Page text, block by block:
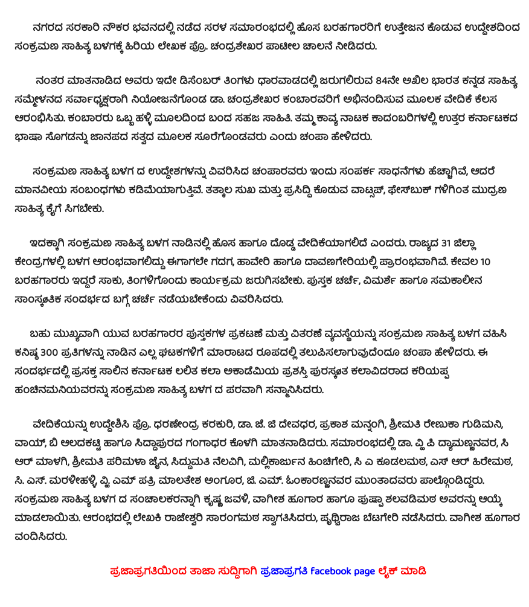
ನಗರದ ಸರಕಾರಿ ನೌಕರ ಭವನದಲ್ಲಿ ನಡೆದ ಸರಳ ಸಮಾರಂಭದಲ್ಲಿ ಹೊಸ ಬರಹಗಾರರಿಗೆ ಉತ್ತೇಜನ ಕೊಡುವ ಉದ್ದೇಶದಿಂದ
ಸಂಕ್ರಮಣ ಸಾಹಿತ್ಯ ಬಳಗಕ್ಕೆ ಹಿರಿಯ ಲೇಖಕ ಪ್ರೊ. ಚಂದ್ರಶೇಖರ ಪಾಟೀಲ ಚಾಲನೆ ನೀಡಿದರು.
ನಂತರ ಮಾತನಾಡಿದ ಅವರು ಇದೇ ಡಿಸೆಂಬರ್ ತಿಂಗಳು ಧಾರವಾಡದಲ್ಲಿ ಜರುಗಲಿರುವ 84ನೇ ಅಖಿಲ ಭಾರತ ಕನ್ನಡ ಸಾಹಿತ್ಯ
ಸಮ್ಮೇಳನದ ಸರ್ವಾಧ್ಯಕ್ಷರಾಗಿ ನಿಯೋಜನೆಗೊಂಡ ಡಾ. ಚಂದ್ರಶೇಖರ ಕಂಬಾರವರಿಗೆ ಅಭಿನಂದಿಸುವ ಮೂಲಕ ವೇದಿಕೆ ಕೆಲಸ
ಆರಂಭಿಸಿತು. ಕಂಬಾರರು ಒಬ್ಬ ಹಳ್ಳಿ ಮೂಲದಿಂದ ಬಂದ ಸಹಜ ಸಾಹಿತಿ. ತಮ್ಮ ಕಾವ್ಯ ನಾಟಕ ಕಾದಂಬರಿಗಳಲ್ಲಿ ಉತ್ತರ ಕರ್ನಾಟಕದ
ಭಾಷಾ ಸೊಗಡನ್ನು ಜಾನಪದ ಸತ್ವದ ಮೂಲಕ ಸೂರೆಗೊಂಡವರು ಎಂದು ಚಂಪಾ ಹೇಳಿದರು.
ಸಂಕ್ರಮಣ ಸಾಹಿತ್ಯ ಬಳಗ ದ ಉದ್ದೇಶಗಳನ್ನು ವಿವರಿಸಿದ ಚಂಪಾರವರು ಇಂದು ಸಂಪರ್ಕ ಸಾಧನೆಗಳು ಹೆಚ್ಚಾಗಿವೆ, ಆದರೆ
ಮಾನವೀಯ ಸಂಬಂಧಗಳು ಕಡಿಮೆಯಾಗುತ್ತಿವೆ. ತತ್ಕಾಲ ಸುಖ ಮತ್ತು ಪ್ರಸಿದ್ಧಿ ಕೊಡುವ ವಾಟ್ಸಪ್, ಫೇಸ್‍ಬುಕ್ ಗಳಿಗಿಂತ ಮುದ್ರಣ
ಸಾಹಿತ್ಯ ಕೈಗೆ ಸಿಗಬೇಕು.
ಇದಕ್ಕಾಗಿ ಸಂಕ್ರಮಣ ಸಾಹಿತ್ಯ ಬಳಗ ನಾಡಿನಲ್ಲಿ ಹೊಸ ಹಾಗೂ ದೊಡ್ಡ ವೇದಿಕೆಯಾಗಲಿದೆ ಎಂದರು.ರಾಜ್ಯದ 31 ಜಿಲ್ಲಾ
ಕೇಂದ್ರಗಳಲ್ಲಿ ಬಳಗ ಆರಂಭವಾಗಲಿದ್ದು ಈಗಾಗಲೇ ಗದಗ, ಹಾವೇರಿ ಹಾಗೂ ದಾವಣಗೇರಿಯಲ್ಲಿ ಪ್ರಾರಂಭವಾಗಿವೆ. ಕೇವಲ 10
ಬರಹಗಾರರು ಇದ್ದರೆ ಸಾಕು, ತಿಂಗಳಿಗೊಂದು ಕಾರ್ಯಕ್ರಮ ಜರುಗಿಸಬೇಕು. ಪುಸ್ತಕ ಚರ್ಚೆ, ವಿಮರ್ಶೆ ಹಾಗೂ ಸಮಕಾಲೀನ
ಸಾಂಸ್ಕøತಿಕ ಸಂದರ್ಭದ ಬಗ್ಗೆ ಚರ್ಚೆ ನಡೆಯಬೇಕೆಂದು ವಿವರಿಸಿದರು.
ಬಹು ಮುಖ್ಯವಾಗಿ ಯುವ ಬರಹಗಾರರ ಪುಸ್ತಕಗಳ ಪ್ರಕಟಣೆ ಮತ್ತು ವಿತರಣೆ ವ್ಯವಸ್ಥೆಯನ್ನು ಸಂಕ್ರಮಣ ಸಾಹಿತ್ಯ ಬಳಗ ವಹಿಸಿ
ಕನಿಷ್ಠ 300 ಪ್ರತಿಗಳನ್ನು ನಾಡಿನ ಎಲ್ಲ ಘಟಕಗಳಿಗೆ ಮಾರಾಟದ ರೂಪದಲ್ಲಿ ತಲುಪಿಸಲಾಗುವುದೆಂದೂ ಚಂಪಾ ಹೇಳಿದರು.ಈ
ಸಂದರ್ಭದಲ್ಲಿ ಪ್ರಸಕ್ತ ಸಾಲಿನ ಕರ್ನಾಟಕ ಲಲಿತ ಕಲಾ ಅಕಾಡೆಮಿಯ ಪ್ರಶಸ್ತಿ ಪುರಸ್ಕøತ ಕಲಾವಿದರಾದ ಕರಿಯಪ್ಪ
ಹಂಚಿನಮನಿಯವರನ್ನು ಸಂಕ್ರಮಣ ಸಾಹಿತ್ಯ ಬಳಗ ದ ಪರವಾಗಿ ಸನ್ಮಾನಿಸಿದರು.
ವೇದಿಕೆಯನ್ನು ಉದ್ದೇಶಿಸಿ ಪ್ರೊ. ಧರಣೇಂದ್ರ ಕರಕುರಿ, ಡಾ. ಜೆ. ಜಿ ದೇವಧರ, ಪ್ರಕಾಶ ಮನ್ನಂಗಿ, ಶ್ರೀಮತಿ ರೇಣುಕಾ ಗುಡಿಮನಿ,
ವಾಯ್, ಬಿ ಆಲದಕಟ್ಟಿ ಹಾಗೂ ಸಿದ್ದಾಪುರದ ಗಂಗಾಧರ ಕೊಳಗಿ ಮಾತನಾಡಿದರು.ಸಮಾರಂಭದಲ್ಲಿ ಡಾ. ವ್ಹಿ ಪಿ ದ್ಯಾಮಣ್ಣನವರ, ಸಿ
ಆರ್ ಮಾಳಗಿ, ಶ್ರೀಮತಿ ಪರಿಮಳಾ ಜೈನ, ಸಿದ್ದುಮತಿ ನೆಲವಿಗಿ, ಮಲ್ಲಿಕಾರ್ಜುನ ಹಿಂಚಿಗೇರಿ, ಸಿ ಎ ಕೂಡಲಮಠ, ಎಸ್ ಆರ್ ಹಿರೇಮಠ,
ಸಿ. ಎಸ್. ಮರಳೀಹಳ್ಳಿ, ವ್ಹಿ. ಎಮ್ ಪತ್ರಿ ಮಾಲತೇಶ ಅಂಗೂರ, ಜಿ. ಎಮ್. ಓಂಕಾರಣ್ಣನವರ ಮುಂತಾದವರು ಪಾಲ್ಗೊಂಡಿದ್ದರು.
ಸಂಕ್ರಮಣ ಸಾಹಿತ್ಯ ಬಳಗ ದ ಸಂಚಾಲಕರನ್ನಾಗಿ ಕೃಷ್ಣ ಜವಳಿ, ವಾಗೀಶ ಹೂಗಾರ ಹಾಗೂ ಪುಷ್ಪಾ ಶಲವಡಿಮಠ ಅವರನ್ನು ಆಯ್ಕೆ
ಮಾಡಲಾಯಿತು.ಆರಂಭದಲ್ಲಿ ಲೇಖಕಿ ರಾಜೇಶ್ವರಿ ಸಾರಂಗಮಠ ಸ್ವಾಗತಿಸಿದರು, ಪೃಥ್ವಿರಾಜ ಬೆಟಗೇರಿ ನಡೆಸಿದರು. ವಾಗೀಶ ಹೂಗಾರ
ವಂದಿಸಿದರು.
ಪ್ರಜಾಪ್ರಗತಿಯಿಂದ ತಾಜಾ ಸುದ್ದಿಗಾಗಿ ಪ್ರಜಾಪ್ರಗತಿ facebook page ಲೈಕ್ ಮಾಡಿ